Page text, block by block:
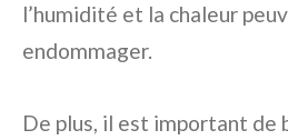
l’humidité et la chaleur
endommager.
De plus, il est important de